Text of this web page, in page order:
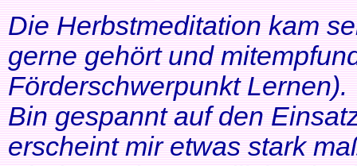
Die Herbstmeditation kam
gerne gehört und
Förderschwerpunkt Lernen).
Bin gespannt auf den
erscheint mir etwas stark